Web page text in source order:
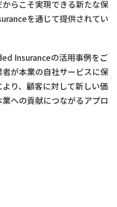
らこそ実現できる新たな保
を通じて提供されてい
Insuranceの活用事例をご
が本業の自社サービスに保
り、顧客に対して新しい価
への貢献につながるアプロ